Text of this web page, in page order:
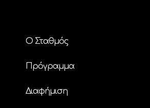
Ο Σταθμός
Πρόγραμμα
Διαφήμιση